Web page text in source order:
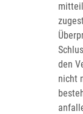
den
nicht